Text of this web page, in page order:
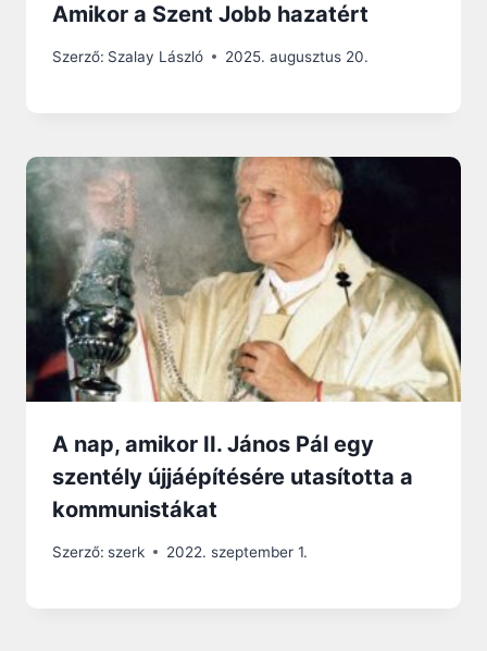
Amikor a Szent Jobb hazatért
Szerző: Szalay László 2025. augusztus 20.
A nap, amikor II. János Pál egy
szentély újjáépítésére utasította a
kommunistákat
Szerző: szerk 2022. szeptember 1.